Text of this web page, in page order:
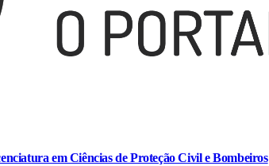
em Ciências de Proteção Civil e Bombeiros